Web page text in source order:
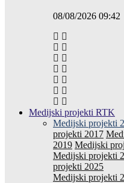
08/08/2026 09:42
Medijski projekti RTK
Medijski projekti
projekti 2017
2019 Medijski
Medijski projekti
projekti 2025
Medijski projekti